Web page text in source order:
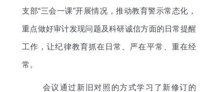
支部“三会一课”开展情况，推动教育警示常态化，
重点做好审计发现问题及科研诚信方面的日常提醒
工作，让纪律教育抓在日常、严在平常、重在经
常。
会议通过新旧对照的方式学习了新修订的